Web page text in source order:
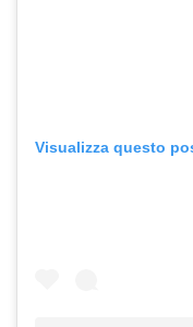
Visualizza questo